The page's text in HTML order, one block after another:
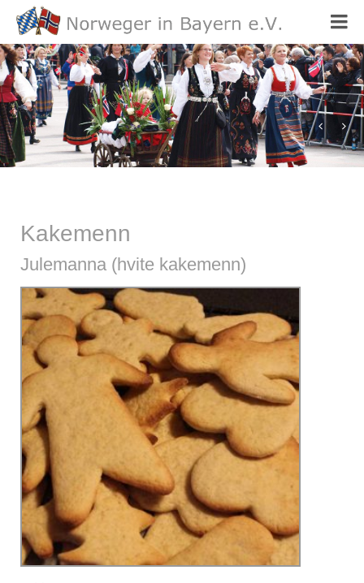
norsk mat
Kakemenn
Julemanna (hvite kakemenn)